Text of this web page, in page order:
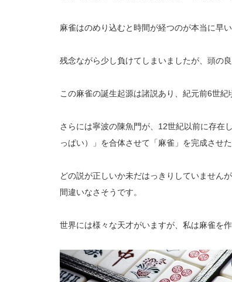
麻雀はのめり込むと時間が経つのが本当に早い
残念ながら少し負けてしまいましたが、頭の
この麻雀の誕生起源は諸説あり、紀元前6世紀
さらには寧波の陳魚門が、12世紀以前に存在
っぱい）」を合体させて「麻雀」を完成させ
どの説が正しいか未だはっきりしていません
間違いなさそうです。
世界には様々な天才がいますが、私は麻雀を